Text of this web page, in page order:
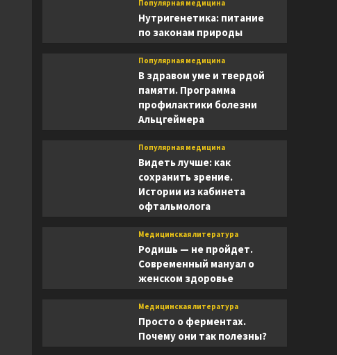
Популярная медицина
Нутригенетика: питание
по законам природы
Популярная медицина
В здравом уме и твердой
памяти. Программа
профилактики болезни
Альцгеймера
Популярная медицина
Видеть лучше: как
сохранить зрение.
Истории из кабинета
офтальмолога
Медицинская литература
Родишь — не пройдет.
Современный мануал о
женском здоровье
Медицинская литература
Просто о ферментах.
Почему они так полезны?